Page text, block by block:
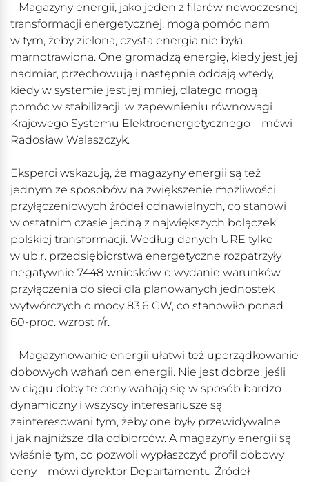
– Magazyny energii, jako jeden z filarów nowoczesnej
transformacji energetycznej, mogą pomóc nam
w tym, żeby zielona, czysta energia nie była
marnotrawiona. One gromadzą energię, kiedy jest jej
nadmiar, przechowują i następnie oddają wtedy,
kiedy w systemie jest jej mniej, dlatego mogą
pomóc w stabilizacji, w zapewnieniu równowagi
Krajowego Systemu Elektroenergetycznego – mówi
Radosław Walaszczyk.
Eksperci wskazują, że magazyny energii są też
jednym ze sposobów na zwiększenie możliwości
przyłączeniowych źródeł odnawialnych, co stanowi
w ostatnim czasie jedną z największych bolączek
polskiej transformacji. Według danych URE tylko
w ub.r. przedsiębiorstwa energetyczne rozpatrzyły
negatywnie 7448 wniosków o wydanie warunków
przyłączenia do sieci dla planowanych jednostek
wytwórczych o mocy 83,6 GW, co stanowiło ponad
60-proc. wzrost r/r.
– Magazynowanie energii ułatwi też uporządkowanie
dobowych wahań cen energii. Nie jest dobrze, jeśli
w ciągu doby te ceny wahają się w sposób bardzo
dynamiczny i wszyscy interesariusze są
zainteresowani tym, żeby one były przewidywalne
i jak najniższe dla odbiorców. A magazyny energii są
właśnie tym, co pozwoli wypłaszczyć profil dobowy
ceny – mówi dyrektor Departamentu Źródeł